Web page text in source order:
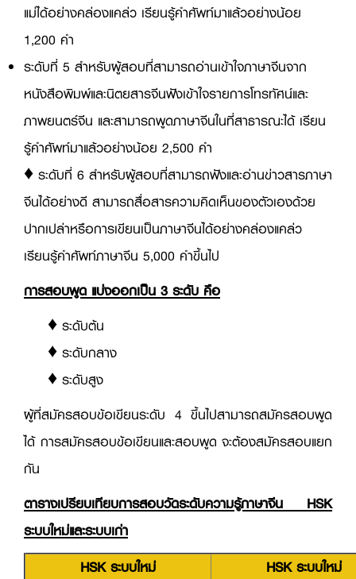
แม่ได้อย่างคล่องแคล่ว เรียนรู้คำศัพท์มาแล้วอย่างน้อย
1,200 คำ
ระดับที่ 5 สำหรับผู้สอบที่สามารถอ่านเข้าใจภาษาจีนจาก
หนังสือพิมพ์และนิตยสารจีนฟังเข้าใจรายการโทรทัศน์และ
ภาพยนตร์จีน และสามารถพูดภาษาจีนในที่สาธารณะได้ เรียน
รู้คำศัพท์มาแล้วอย่างน้อย 2,500 คำ
♦ ระดับที่ 6 สำหรับผู้สอบที่สามารถฟังและอ่านข่าวสารภาษา
จีนได้อย่างดี สามารถสื่อสารความคิดเห็นของตัวเองด้วย
ปากเปล่าหรือการเขียนเป็นภาษาจีนได้อย่างคล่องแคล่ว
เรียนรู้คำศัพท์ภาษาจีน 5,000 คำขึ้นไป
การสอบพูด แบ่งออกเป็น 3 ระดับ คือ
♦ ระดับต้น
♦ ระดับกลาง
♦ ระดับสูง
ผู้ที่สมัครสอบข้อเขียนระดับ 4 ขึ้นไปสามารถสมัครสอบพูด
ได้ การสมัครสอบข้อเขียนและสอบพูด จะต้องสมัครสอบแยก
กัน
ตารางเปรียบเทียบการสอบวัดระดับความรู้ภาษาจีน HSK
ระบบใหม่และระบบเก่า
HSK ระบบใหม่
HSK ระบบใหม่